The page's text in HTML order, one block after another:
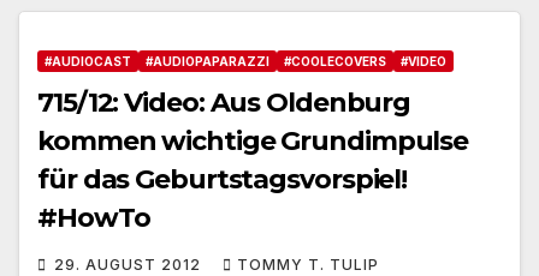
#AUDIOCAST #AUDIOPAPARAZZI #COOLECOVERS #VIDEO
715/12: Video: Aus Oldenburg
kommen wichtige Grundimpulse
für das Geburtstagsvorspiel!
#HowTo
29. AUGUST 2012 TOMMY T. TULIP